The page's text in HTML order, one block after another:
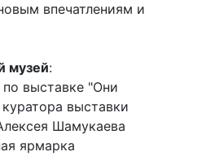
впечатлениям и
музей:
выставке "Они
выставки
Шамукаева
ярмарка